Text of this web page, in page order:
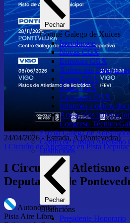
Pechar
Comité Galego de Xuíces
Introdución
Novas CGX
Estrutura CGX
Xuíces nas
Paneis FGA
Actas CGX
Circulares CGX
Informes e outros
Actuacións
Congreso Técnico
Escola Galega de
Centro de Ensino Atletismo
Distincións
Pechar
Distincións
Presidente Honorario
24/04/2026-Estrada, A(Pontevedra)
I Circuíto de Atletismo en Pista
I Circuíto de Atletismo
Deputación de
Autonómico
Pista Aire Libre